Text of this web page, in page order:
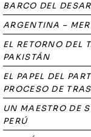
BARCO DEL
ARGENTINA –
EL RETORNO DEL
PAKISTÁN
EL PAPEL DEL
PROCESO DE
UN MAESTRO DE
PERÚ